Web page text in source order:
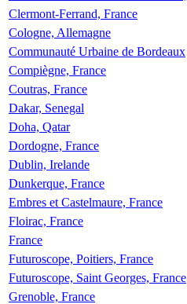
Clermont-Ferrand, France
Cologne, Allemagne
Communauté Urbaine de Bordeaux
Compiègne, France
Coutras, France
Dakar, Senegal
Doha, Qatar
Dordogne, France
Dublin, Irelande
Dunkerque, France
Embres et Castelmaure, France
Floirac, France
France
Futuroscope, Poitiers, France
Futuroscope, Saint Georges, France
Grenoble, France